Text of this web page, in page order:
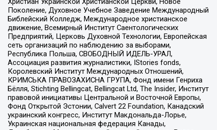
Поколение, Духовное Учебное Заведение Международный
Библейский Колледж, Международное христианское
движение, Всемирный Институт Саентологических
Предприятий, Церковь Духовной Технологии, Европейская
сеть организаций по наблюдению за выборами,
Республика Польша, СВОБОДНЫЙ ИДЕЛЬ-УРАЛ,
Ассоциация развития журналистики, IStories fonds,
Королевский Институт Международных Отношений,
КРИМСЬКА ПРАВОЗАХИСНА ГРУПА, Фонд имени Генриха
Бёлля, Stichting Bellingcat, Bellingcat Ltd, The Insider, Институт
правовой инициативы Центральной и Восточной Европы,
Фонд Открытой Эстонии, Calvert 22 Foundation, Канадский
украинский конгресс, Институт Макдональда-Лорье,
Украинская национальная федерация Канады,